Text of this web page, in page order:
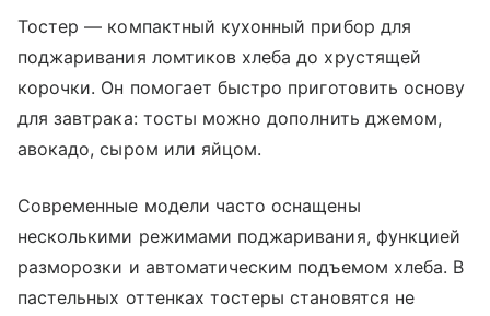
Тостер — компактный кухонный прибор для
поджаривания ломтиков хлеба до хрустящей
корочки. Он помогает быстро приготовить основу
для завтрака: тосты можно дополнить джемом,
авокадо, сыром или яйцом.
Современные модели часто оснащены
несколькими режимами поджаривания, функцией
разморозки и автоматическим подъемом хлеба. В
пастельных оттенках тостеры становятся не